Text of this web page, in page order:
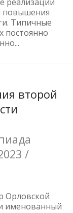
повышения
Типичные
постоянно
второй
/
Орловской
именованный